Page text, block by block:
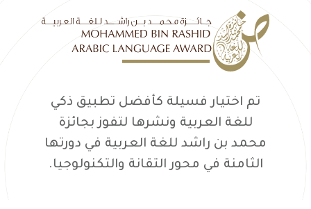
تم اختيار فسيلة كأفضل تطبيق ذكي
للغة العربية ونشرها لتفوز بجائزة
محمد بن راشد للغة العربية في دورتها
الثامنة في محور التقانة والتكنولوجيا.